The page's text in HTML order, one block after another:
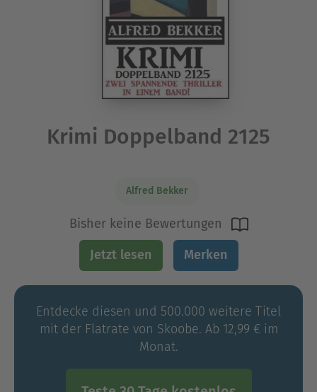
Krimi Doppelband 2125
Alfred Bekker
Bisher keine Bewertungen
Jetzt lesen Merken
Entdecke diesen und 500.000 weitere Titel
mit der Flatrate von Skoobe. Ab 12,99 € im
Monat.